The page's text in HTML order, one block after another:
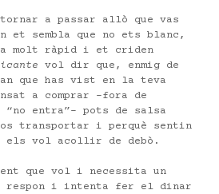
a passar allò que vas
et sembla que no ets blanc,
molt ràpid i et criden
vol dir que, enmig de
que has vist en la teva
a comprar –fora de
“no entra”- pots de salsa
transportar i perquè sentin
els vol acollir de debò.
que vol i necessita un
respon i intenta fer el dinar